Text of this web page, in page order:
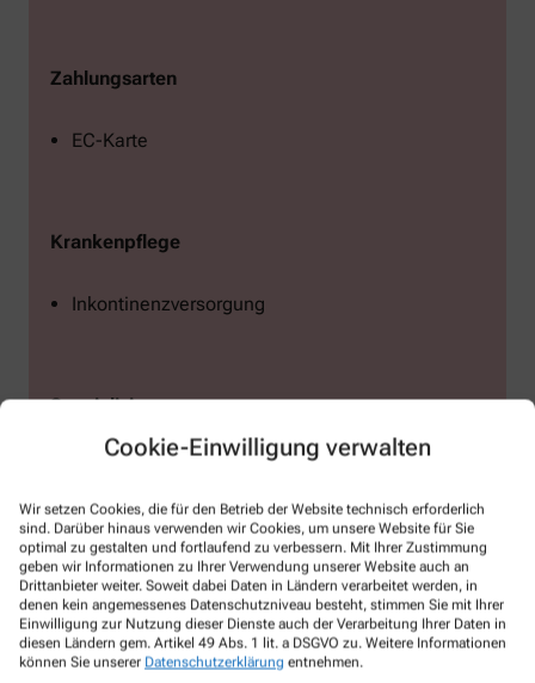
Cookie-Einwilligung verwalten
Wir setzen Cookies, die für den Betrieb der Website technisch erforderlich
sind. Darüber hinaus verwenden wir Cookies, um unsere Website für Sie
optimal zu gestalten und fortlaufend zu verbessern. Mit Ihrer Zustimmung
geben wir Informationen zu Ihrer Verwendung unserer Website auch an
Drittanbieter weiter. Soweit dabei Daten in Ländern verarbeitet werden, in
denen kein angemessenes Datenschutzniveau besteht, stimmen Sie mit Ihrer
Einwilligung zur Nutzung dieser Dienste auch der Verarbeitung Ihrer Daten in
diesen Ländern gem. Artikel 49 Abs. 1 lit. a DSGVO zu. Weitere Informationen
können Sie unserer Datenschutzerklärung entnehmen.
Zahlungsarten
EC-Karte
Krankenpflege
Inkontinenzversorgung
Spezialisierungen
Olivenölpflege (Medipharma)
La Roche-Posay
Mehrsprachigkeit